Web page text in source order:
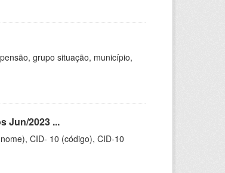
grupo situação, município,
Jun/2023 ...
CID- 10 (código), CID-10